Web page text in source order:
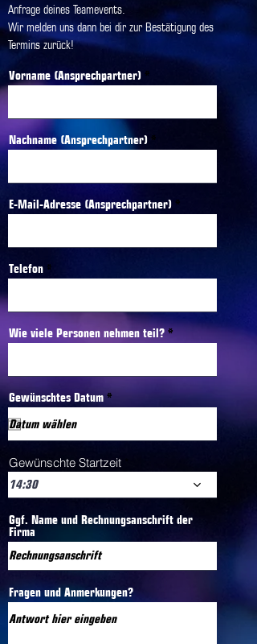
Anfrage deines Teamevents.
Wir melden uns dann bei dir zur Bestätigung des
Termins zurück!
Vorname (Ansprechpartner)
Nachname (Ansprechpartner)
E-Mail-Adresse (Ansprechpartner)
Telefon
Wie viele Personen nehmen teil?
Gewünschtes Datum *
e
i
r
e
Gewünschte Startzeit
14:30
Ggf. Name und Rechnungsanschrift der
Firma
Fragen und Anmerkungen?